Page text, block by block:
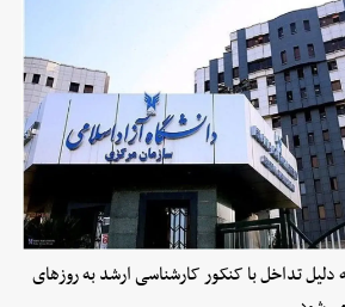
و 19 تیرماه به دلیل تداخل با کنکور کارشناسی ارشد به روزهای